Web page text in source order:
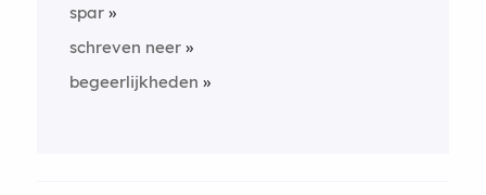
spar
schreven neer
begeerlijkheden